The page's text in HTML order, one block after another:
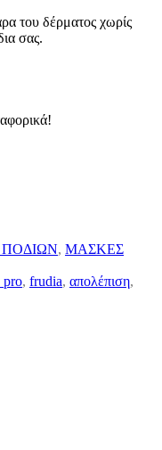
του δέρματος χωρίς
σας.
ΠΟΔΙΩΝ, ΜΑΣΚΕΣ
pro, frudia, απολέπιση,